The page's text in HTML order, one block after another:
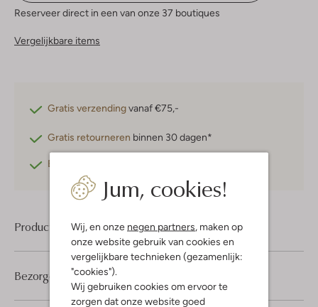
Jum, cookies!
Wij, en onze negen partners , maken op
onze website gebruik van cookies en
vergelijkbare technieken (gezamenlijk:
"cookies").
Wij gebruiken cookies om ervoor te
zorgen dat onze website goed
Reserveer direct in een van onze 37 boutiques
Vergelijkbare items
Gratis verzendingvanaf €75,-
Gratis retourneren binnen 30 dagen*
Betaal achteraf
Product informatie
Bezorgen & retourneren